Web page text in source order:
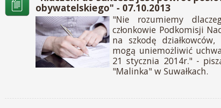
obywatelskiego" - 07.10.2013
"Nie rozumiemy
członkowie Podkomisji
na szkodę
mogą uniemożliwić
21 stycznia 2014r." -
"Malinka" w Suwałkach.